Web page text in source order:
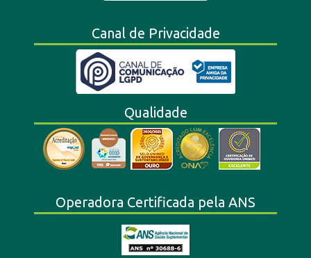
Canal de Privacidade
Qualidade
Operadora Certificada pela ANS